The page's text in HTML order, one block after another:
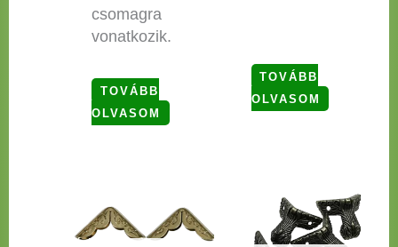
csomagra
vonatkozik.
TOVÁBB
OLVASOM
TOVÁBB
OLVASOM